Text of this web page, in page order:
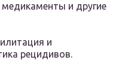
и другие
и
рецидивов.